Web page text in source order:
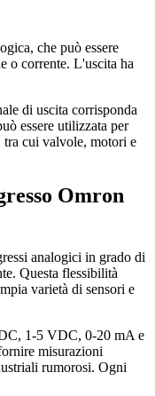
che può essere
o corrente. L'uscita ha
di uscita corrisponda
essere utilizzata per
cui valvole, motori e
Omron
analogici in grado di
Questa flessibilità
varietà di sensori e
1-5 VDC, 0-20 mA e
misurazioni
rumorosi. Ogni